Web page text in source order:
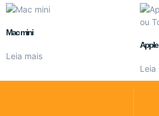
Mac mini
Leia mais
Apple
Leia